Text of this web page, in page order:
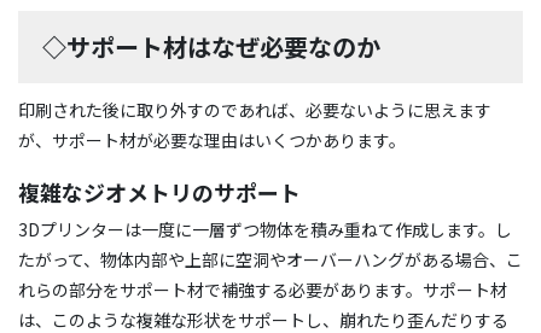
◇サポート材はなぜ必要なのか
印刷された後に取り外すのであれば、必要ないように思えます
が、サポート材が必要な理由はいくつかあります。
複雑なジオメトリのサポート
3Dプリンターは一度に一層ずつ物体を積み重ねて作成します。し
たがって、物体内部や上部に空洞やオーバーハングがある場合、こ
れらの部分をサポート材で補強する必要があります。サポート材
は、このような複雑な形状をサポートし、崩れたり歪んだりする